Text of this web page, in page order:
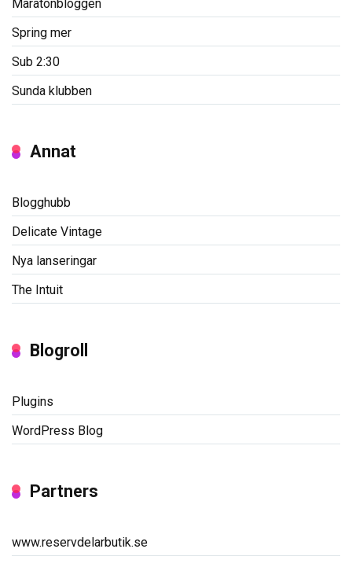
Maratonbloggen
Spring mer
Sub 2:30
Sunda klubben
Annat
Blogghubb
Delicate Vintage
Nya lanseringar
The Intuit
Blogroll
Plugins
WordPress Blog
Partners
www.reservdelarbutik.se